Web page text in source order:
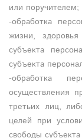
или поручителем;
-обработка
жизни,
субъекта
субъекта
-обработка
осуществления
третьих лиц,
целей при
свободы